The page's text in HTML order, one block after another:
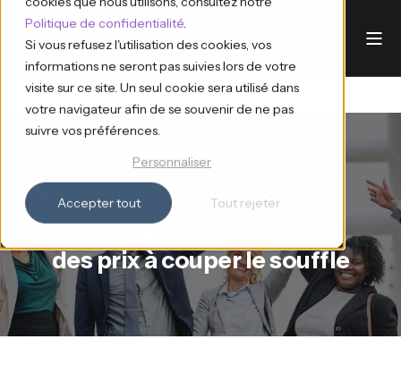
Politique de confidentialité.
Si vous refusez l'utilisation des cookies, vos
informations ne seront pas suivies lors de votre
visite sur ce site. Un seul cookie sera utilisé dans
votre navigateur afin de se souvenir de ne pas
suivre vos préférences.
Personnaliser
Accepter tout Tout rejeter
Ana d'Eventdrive 12.11.2024 5 min read
Une cérémonie de remise
des prix à couper le souffle